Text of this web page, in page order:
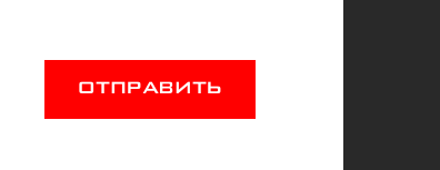
ОТПРАВИТЬ